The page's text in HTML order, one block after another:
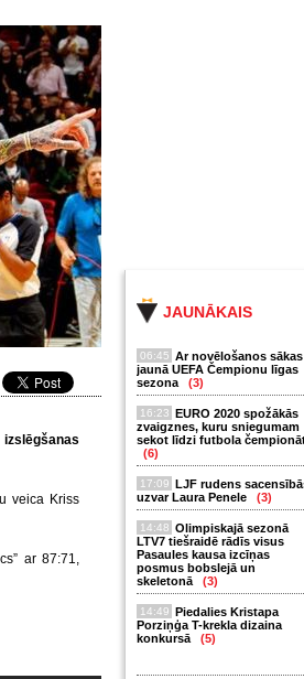
JAUNĀKAIS
06:45 Ar novēlošanos sākas
jaunā UEFA Čempionu līgas
sezona
(3)
16:23 EURO 2020 spožākās
zvaigznes, kuru sniegumam
sekot līdzi futbola
(6)
17:09 LJF rudens
uzvar Laura Penele
(3)
14:48 Olimpiskajā sezonā
LTV7 tiešraidē rādīs visus
Pasaules kausa izcīņas
posmus bobslejā un
skeletonā
(3)
14:49 Piedalies Kristapa
Porziņģa T-krekla dizaina
konkursā
(5)
veica Kriss
ar 87:71,